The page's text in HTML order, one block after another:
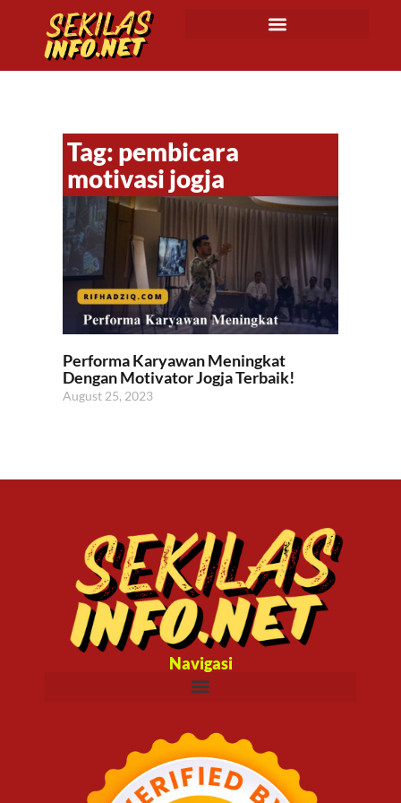
Tag: pembicara
motivasi jogja
Performa Karyawan Meningkat
Dengan Motivator Jogja Terbaik!
August 25, 2023
Navigasi